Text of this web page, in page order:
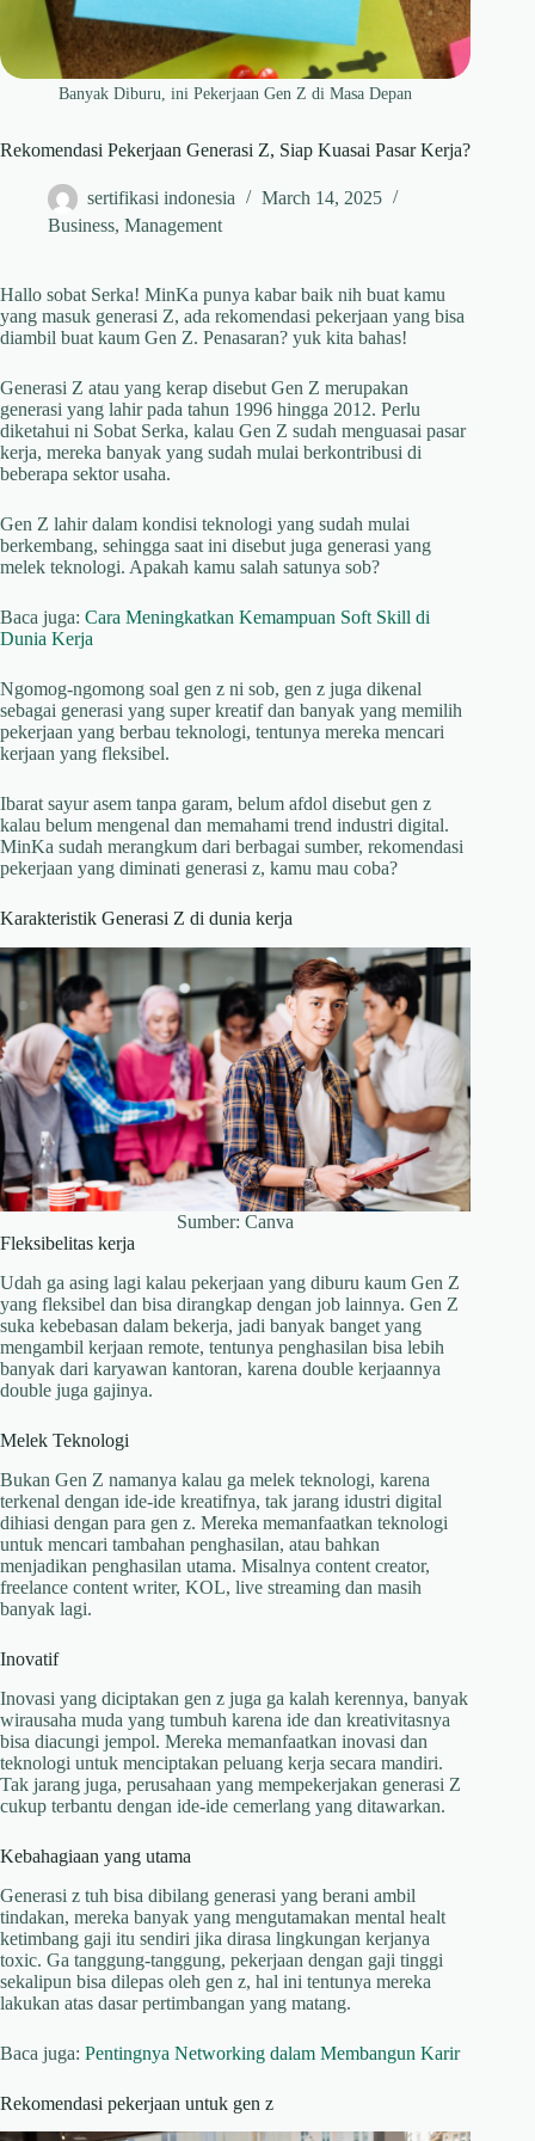
Banyak Diburu, ini Pekerjaan Gen Z di Masa Depan
Rekomendasi Pekerjaan Generasi Z, Siap Kuasai Pasar Kerja?
sertifikasi indonesia
March 14, 2025
Business, Management
Hallo sobat Serka! MinKa punya kabar baik nih buat kamu
yang masuk generasi Z, ada rekomendasi pekerjaan yang bisa
diambil buat kaum Gen Z. Penasaran? yuk kita bahas!
Generasi Z atau yang kerap disebut Gen Z merupakan
generasi yang lahir pada tahun 1996 hingga 2012. Perlu
diketahui ni Sobat Serka, kalau Gen Z sudah menguasai pasar
kerja, mereka banyak yang sudah mulai berkontribusi di
beberapa sektor usaha.
Gen Z lahir dalam kondisi teknologi yang sudah mulai
berkembang, sehingga saat ini disebut juga generasi yang
melek teknologi. Apakah kamu salah satunya sob?
Baca juga: Cara Meningkatkan Kemampuan Soft Skill di
Dunia Kerja
Ngomog-ngomong soal gen z ni sob, gen z juga dikenal
sebagai generasi yang super kreatif dan banyak yang memilih
pekerjaan yang berbau teknologi, tentunya mereka mencari
kerjaan yang fleksibel.
Ibarat sayur asem tanpa garam, belum afdol disebut gen z
kalau belum mengenal dan memahami trend industri digital.
MinKa sudah merangkum dari berbagai sumber, rekomendasi
pekerjaan yang diminati generasi z, kamu mau coba?
Karakteristik Generasi Z di dunia kerja
Sumber: Canva
Fleksibelitas kerja
Udah ga asing lagi kalau pekerjaan yang diburu kaum Gen Z
yang fleksibel dan bisa dirangkap dengan job lainnya. Gen Z
suka kebebasan dalam bekerja, jadi banyak banget yang
mengambil kerjaan remote, tentunya penghasilan bisa lebih
banyak dari karyawan kantoran, karena double kerjaannya
double juga gajinya.
Melek Teknologi
Bukan Gen Z namanya kalau ga melek teknologi, karena
terkenal dengan ide-ide kreatifnya, tak jarang idustri digital
dihiasi dengan para gen z. Mereka memanfaatkan teknologi
untuk mencari tambahan penghasilan, atau bahkan
menjadikan penghasilan utama. Misalnya content creator,
freelance content writer, KOL, live streaming dan masih
banyak lagi.
Inovatif
Inovasi yang diciptakan gen z juga ga kalah kerennya, banyak
wirausaha muda yang tumbuh karena ide dan kreativitasnya
bisa diacungi jempol. Mereka memanfaatkan inovasi dan
teknologi untuk menciptakan peluang kerja secara mandiri.
Tak jarang juga, perusahaan yang mempekerjakan generasi Z
cukup terbantu dengan ide-ide cemerlang yang ditawarkan.
Kebahagiaan yang utama
Generasi z tuh bisa dibilang generasi yang berani ambil
tindakan, mereka banyak yang mengutamakan mental healt
ketimbang gaji itu sendiri jika dirasa lingkungan kerjanya
toxic. Ga tanggung-tanggung, pekerjaan dengan gaji tinggi
sekalipun bisa dilepas oleh gen z, hal ini tentunya mereka
lakukan atas dasar pertimbangan yang matang.
Baca juga: Pentingnya Networking dalam Membangun Karir
Rekomendasi pekerjaan untuk gen z